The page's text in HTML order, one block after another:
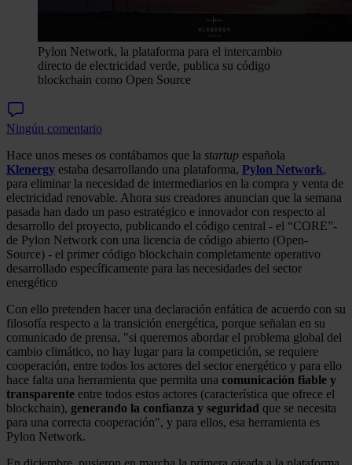
Pylon Network, la plataforma para el intercambio
directo de electricidad verde, publica su código
blockchain como Open Source
Ningún comentario
Hace unos meses os contábamos que la startup española
Klenergy estaba desarrollando una plataforma, Pylon Network,
para eliminar la necesidad de intermediarios en la compra y venta de
electricidad renovable. Ahora sus creadores anuncian que la semana
pasada han dado un paso estratégico e innovador con respecto al
desarrollo del proyecto, publicando el código central - el “CORE”-
de Pylon Network con una licencia de código abierto (Open-
Source) - el primer código blockchain completamente operativo
desarrollado específicamente para las necesidades del sector
energético
Con ello pretenden hacer una declaración enfática de acuerdo con su
filosofía respecto a la transición energética, porque señalan en su
comunicado de prensa, "si queremos abordar el problema global del
cambio climático, no hay lugar para la competición, se requiere
cooperación, entre todos los actores del sector energético y para ello
hace falta una herramienta que permita una comunicación fiable y
transparente entre todos estos actores (característica que ofrece el
blockchain), generando la confianza y seguridad que se necesita
para una correcta cooperación", y para ellos, esa herramienta es
Pylon Network.